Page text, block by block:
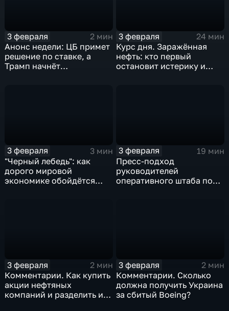
3 февраля
2 мин
Анонс недели: ЦБ примет
решение по ставке, а
Трамп начнёт
3 февраля
24 мин
Курс дня. Заражённая
нефть: кто первый
остановит истерику и
3 февраля
3 мин
"Черный лебедь": как
дорого мировой
экономике обойдётся
3 февраля
19 мин
Пресс-подход
руководителей
оперативного штаба по
3 февраля
2 мин
Комментарии. Как купить
акции нефтяных
компаний и разделить их
3 февраля
2 мин
Комментарии. Сколько
должна получить Украина
за сбитый Boeing?